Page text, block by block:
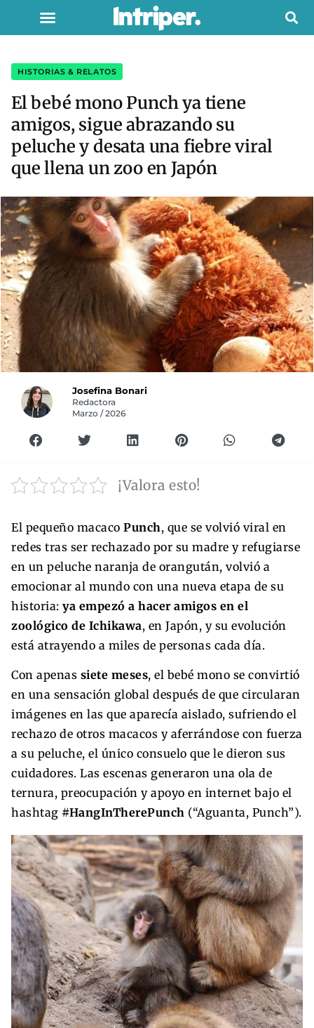
HISTORIAS & RELATOS
El bebé mono Punch ya tiene
amigos, sigue abrazando su
peluche y desata una fiebre viral
que llena un zoo en Japón
Josefina Bonari
Redactora
Marzo / 2026
¡Valora esto!
El pequeño macaco Punch, que se volvió viral en
redes tras ser rechazado por su madre y refugiarse
en un peluche naranja de orangután, volvió a
emocionar al mundo con una nueva etapa de su
historia: ya empezó a hacer amigos en el
zoológico de Ichikawa, en Japón, y su evolución
está atrayendo a miles de personas cada día.
Con apenas siete meses, el bebé mono se convirtió
en una sensación global después de que circularan
imágenes en las que aparecía aislado, sufriendo el
rechazo de otros macacos y aferrándose con fuerza
a su peluche, el único consuelo que le dieron sus
cuidadores. Las escenas generaron una ola de
ternura, preocupación y apoyo en internet bajo el
hashtag #HangInTherePunch (“Aguanta, Punch”).